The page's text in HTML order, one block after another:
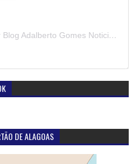
Uma publicação partilhada por Blog Adalberto Gomes Noticias (@blogadalbertogomesnoticiass)
DE ALAGOAS